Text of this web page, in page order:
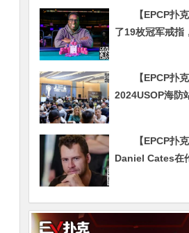
【EPCP扑
了19枚冠军戒指
630w刀，却欠
【EPCP扑克
2024USOP海防
775人参赛21名
争夺急速赛冠军
【EPCP扑
Daniel Cates在